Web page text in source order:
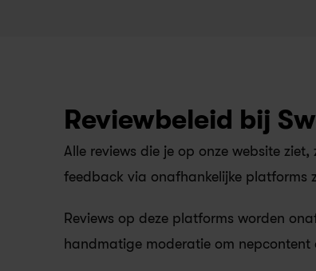
Reviewbeleid bij
Alle reviews die je op onze website
feedback via onafhankelijke platforms
Reviews op deze platforms worden
handmatige moderatie om nepcontent